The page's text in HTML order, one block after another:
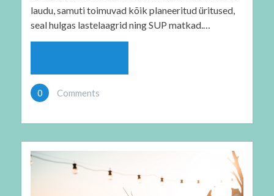
laudu, samuti toimuvad kõik planeeritud üritused,
seal hulgas lastelaagrid ning SUP matkad.…
0 Comments